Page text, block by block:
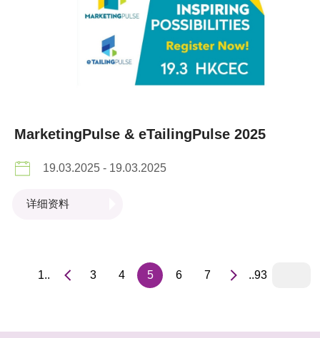
MarketingPulse & eTailingPulse 2025
19.03.2025 - 19.03.2025
详细资料
1.. 3 4 5 6 7 ..93